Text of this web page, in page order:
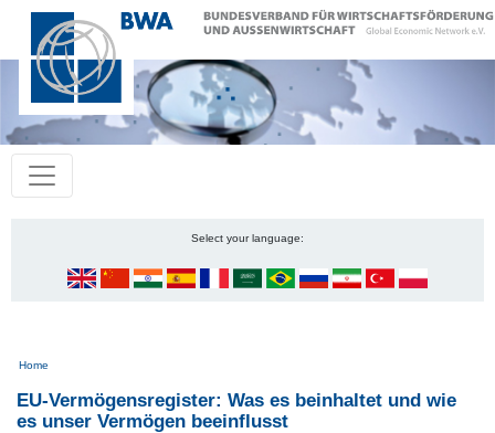
Select your language:
Pfadnavigation
Home
EU-Vermögensregister: Was es beinhaltet und wie
es unser Vermögen beeinflusst